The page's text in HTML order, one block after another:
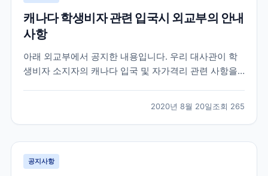
캐나다 학생비자 관련 입국시 외교부의 안내
사항
아래 외교부에서 공지한 내용입니다. 우리 대사관이 학
생비자 소지자의 캐나다 입국 및 자가격리 관련 사항을
분은 파란색으로 표시 A. 캐나다 입국 1. 학생비자 소지
자가 100% 온라인 수업 및 하이브리드 수업인...
2020년 8월 20일조회 265
공지사항